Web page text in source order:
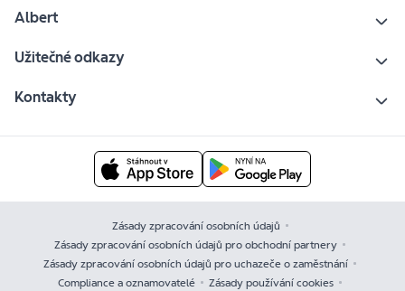
Albert
Užitečné odkazy
Kontakty
Zásady zpracování osobních údajů
Zásady zpracování osobních údajů pro obchodní partnery
Zásady zpracování osobních údajů pro uchazeče o zaměstnání
Compliance a oznamovatelé
Zásady používání cookies